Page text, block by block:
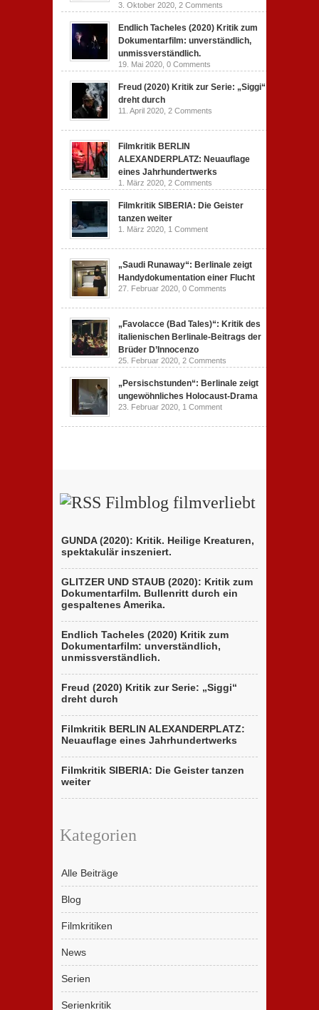
3. Oktober 2020, 2 Comments
Endlich Tacheles (2020) Kritik zum
Dokumentarfilm: unverständlich,
unmissverständlich.
19. Mai 2020, 0 Comments
Freud (2020) Kritik zur Serie: „Siggi“
dreht durch
11. April 2020, 2 Comments
Filmkritik BERLIN
ALEXANDERPLATZ: Neuauflage
eines Jahrhundertwerks
1. März 2020, 2 Comments
Filmkritik SIBERIA: Die Geister
tanzen weiter
1. März 2020, 1 Comment
„Saudi Runaway“: Berlinale zeigt
Handydokumentation einer Flucht
27. Februar 2020, 0 Comments
„Favolacce (Bad Tales)“: Kritik des
italienischen Berlinale-Beitrags der
Brüder D’Innocenzo
25. Februar 2020, 2 Comments
„Persischstunden“: Berlinale zeigt
ungewöhnliches Holocaust-Drama
23. Februar 2020, 1 Comment
Filmblog filmverliebt
GUNDA (2020): Kritik. Heilige Kreaturen,
spektakulär inszeniert.
GLITZER UND STAUB (2020): Kritik zum
Dokumentarfilm. Bullenritt durch ein
gespaltenes Amerika.
Endlich Tacheles (2020) Kritik zum
Dokumentarfilm: unverständlich,
unmissverständlich.
Freud (2020) Kritik zur Serie: „Siggi“
dreht durch
Filmkritik BERLIN ALEXANDERPLATZ:
Neuauflage eines Jahrhundertwerks
Filmkritik SIBERIA: Die Geister tanzen
weiter
Kategorien
Alle Beiträge
Blog
Filmkritiken
News
Serien
Serienkritik